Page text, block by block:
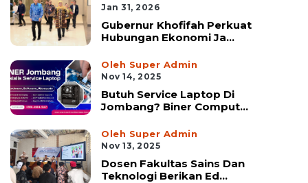
Jan 31, 2026
Gubernur Khofifah Perkuat
Hubungan Ekonomi Ja...
Oleh Super Admin
Nov 14, 2025
Butuh Service Laptop Di
Jombang? Biner Comput...
Oleh Super Admin
Nov 13, 2025
Dosen Fakultas Sains Dan
Teknologi Berikan Ed...